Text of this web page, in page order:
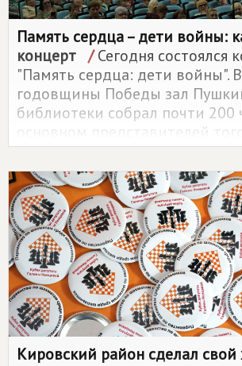
Память сердца – дети войны:
концерт /Сегодня состоялся
"Память сердца: дети войны".
годовщины Победы зал
библиотеки собрал почти 200
основном представителей
поколения, чьё детство
Великой Отечественной, а
сегодня бережно хранит и
историю.
Кировский район сделал